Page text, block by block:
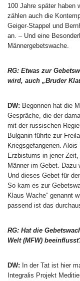
100 Jahre später haben
zählen auch die
Geiger-Stappel und
an. – Und eine
Männergebetswache.
RG: Etwas zur
wird, auch „Bruder
DW: Begonnen hat die
Gespräche, die der
mit der russischen
Bulganin führte zur
Kriegsgefangenen.
Erzbistums in jener
Männer im Gebet.
Und dieses Gebet für
So kam es zur
Klaus Wache“ genannt
passend ist das
RG: Hat die
Welt (MFW)
DW: In der Tat ist hier
Integralis Projekt